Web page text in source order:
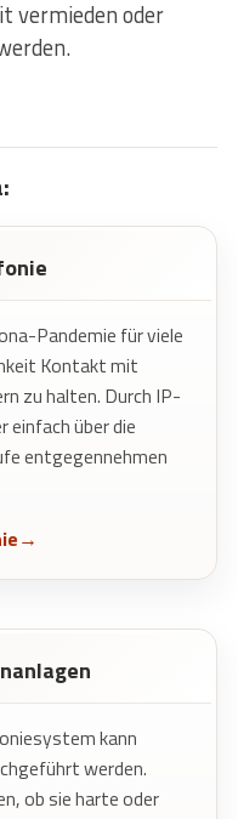
vermieden oder
Pandemie für viele
Kontakt mit
zu halten. Durch IP-
einfach über die
entgegennehmen
kann
werden.
ob sie harte oder